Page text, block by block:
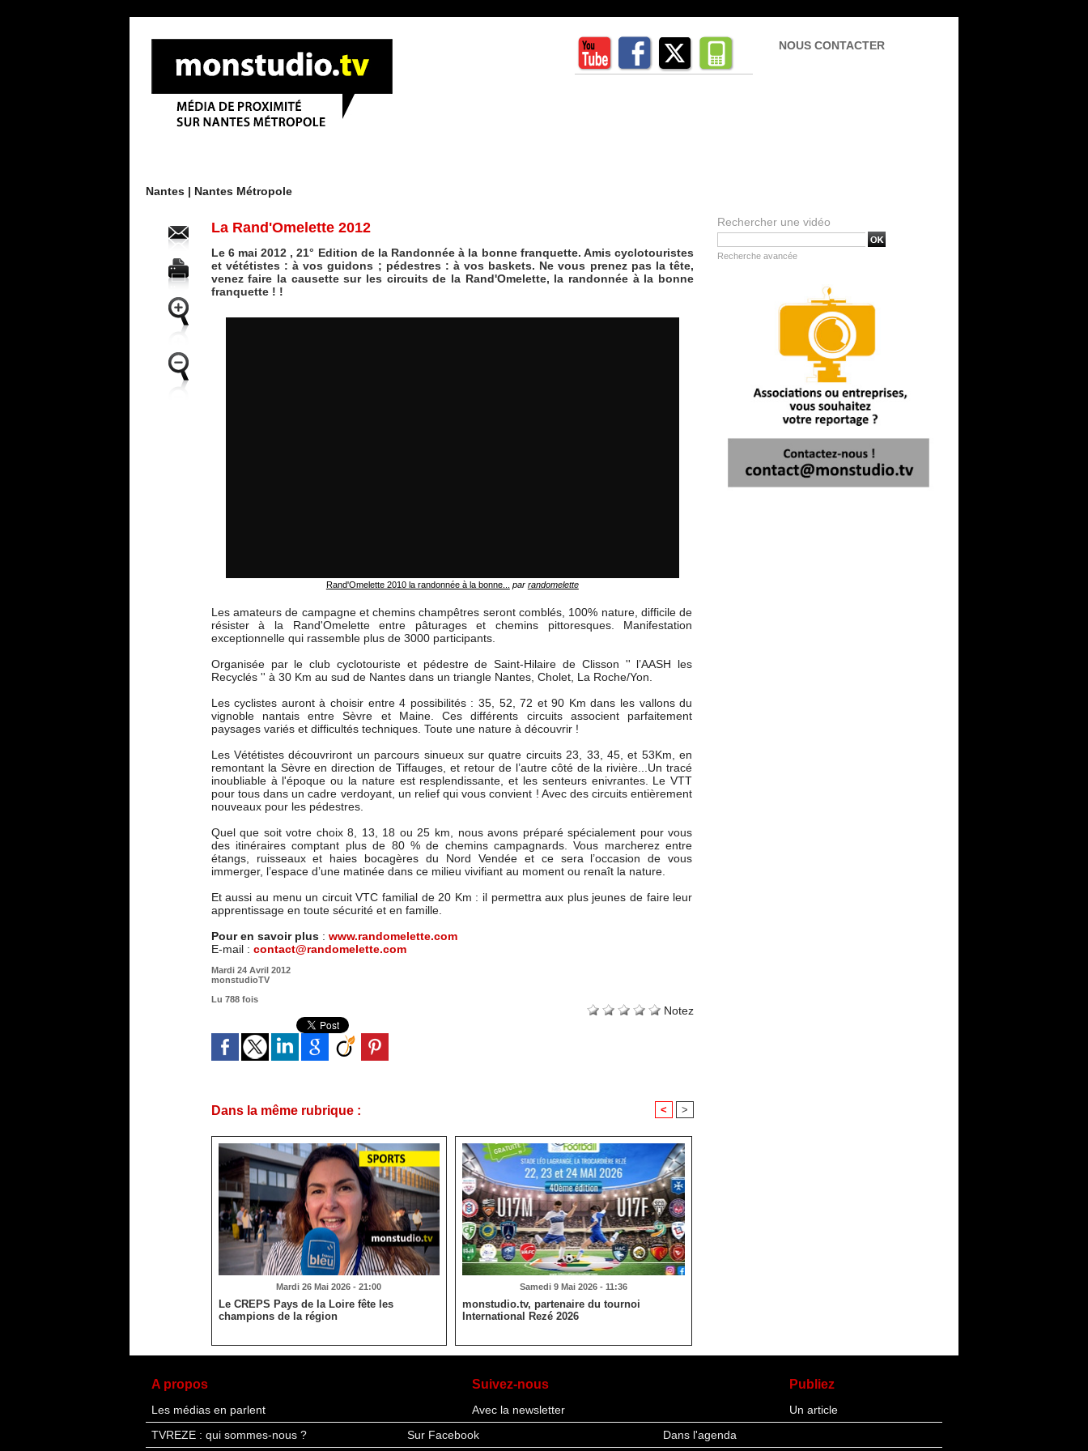
NOUS CONTACTER
Nantes | Nantes Métropole
La Rand'Omelette 2012
Le 6 mai 2012 , 21° Edition de la Randonnée à la bonne franquette. Amis cyclotouristes
et vététistes : à vos guidons ; pédestres : à vos baskets. Ne vous prenez pas la tête,
venez faire la causette sur les circuits de la Rand'Omelette, la randonnée à la bonne
franquette ! !
Rand'Omelette 2010 la randonnée à la bonne... par randomelette
Les amateurs de campagne et chemins champêtres seront comblés, 100% nature, difficile de
résister à la Rand'Omelette entre pâturages et chemins pittoresques. Manifestation
exceptionnelle qui rassemble plus de 3000 participants.
Organisée par le club cyclotouriste et pédestre de Saint-Hilaire de Clisson '' l’AASH les
Recyclés '' à 30 Km au sud de Nantes dans un triangle Nantes, Cholet, La Roche/Yon.
Les cyclistes auront à choisir entre 4 possibilités : 35, 52, 72 et 90 Km dans les vallons du
vignoble nantais entre Sèvre et Maine. Ces différents circuits associent parfaitement
paysages variés et difficultés techniques. Toute une nature à découvrir !
Les Vététistes découvriront un parcours sinueux sur quatre circuits 23, 33, 45, et 53Km, en
remontant la Sèvre en direction de Tiffauges, et retour de l’autre côté de la rivière...Un tracé
inoubliable à l'époque ou la nature est resplendissante, et les senteurs enivrantes. Le VTT
pour tous dans un cadre verdoyant, un relief qui vous convient ! Avec des circuits entièrement
nouveaux pour les pédestres.
Quel que soit votre choix 8, 13, 18 ou 25 km, nous avons préparé spécialement pour vous
des itinéraires comptant plus de 80 % de chemins campagnards. Vous marcherez entre
étangs, ruisseaux et haies bocagères du Nord Vendée et ce sera l’occasion de vous
immerger, l’espace d’une matinée dans ce milieu vivifiant au moment ou renaît la nature.
Et aussi au menu un circuit VTC familial de 20 Km : il permettra aux plus jeunes de faire leur
apprentissage en toute sécurité et en famille.
Pour en savoir plus: www.randomelette.com
E-mail : contact@randomelette.com
Mardi 24 Avril 2012
monstudioTV
Lu 788 fois
Notez
Dans la même rubrique : < >
Mardi 26 Mai 2026 - 21:00
Le CREPS Pays de la Loire fête les
champions de la région
Samedi 9 Mai 2026 - 11:36
monstudio.tv, partenaire du tournoi
International Rezé 2026
Rechercher une vidéo
Recherche avancée
A propos
Les médias en parlent
Suivez-nous
Avec la newsletter
Publiez
Un article
TVREZE : qui sommes-nous ?
Sur Facebook Dans l'agenda